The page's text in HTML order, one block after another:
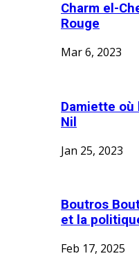
Charm el-
Rouge
Mar 6, 2023
Damiette
Nil
Jan 25, 2023
Boutros
et la
Feb 17, 2025